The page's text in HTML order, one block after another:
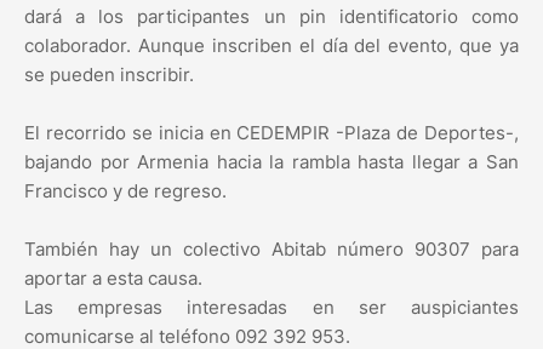
dará a los participantes un pin identificatorio como
colaborador. Aunque inscriben el día del evento, que ya
se pueden inscribir.
El recorrido se inicia en CEDEMPIR -Plaza de Deportes-,
bajando por Armenia hacia la rambla hasta llegar a San
Francisco y de regreso.
También hay un colectivo Abitab número 90307 para
aportar a esta causa.
Las empresas interesadas en ser auspiciantes
comunicarse al teléfono 092 392 953.